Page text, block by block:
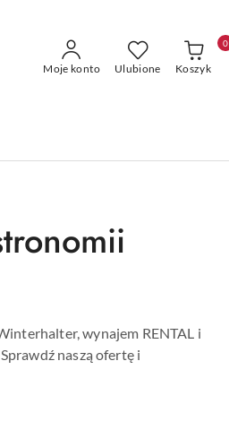
Moje konto Ulubione Koszyk
0
wynajem RENTAL i
naszą ofertę i